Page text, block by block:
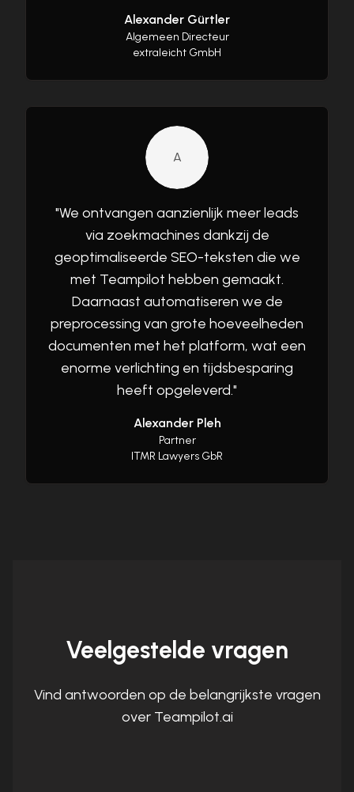
Alexander Gürtler
Algemeen Directeur
extraleicht GmbH
A
"We ontvangen aanzienlijk meer leads
via zoekmachines dankzij de
geoptimaliseerde SEO-teksten die we
met Teampilot hebben gemaakt.
Daarnaast automatiseren we de
preprocessing van grote hoeveelheden
documenten met het platform, wat een
enorme verlichting en tijdsbesparing
heeft opgeleverd."
Alexander Pleh
Partner
ITMR Lawyers GbR
Veelgestelde vragen
Vind antwoorden op de belangrijkste vragen
over Teampilot.ai